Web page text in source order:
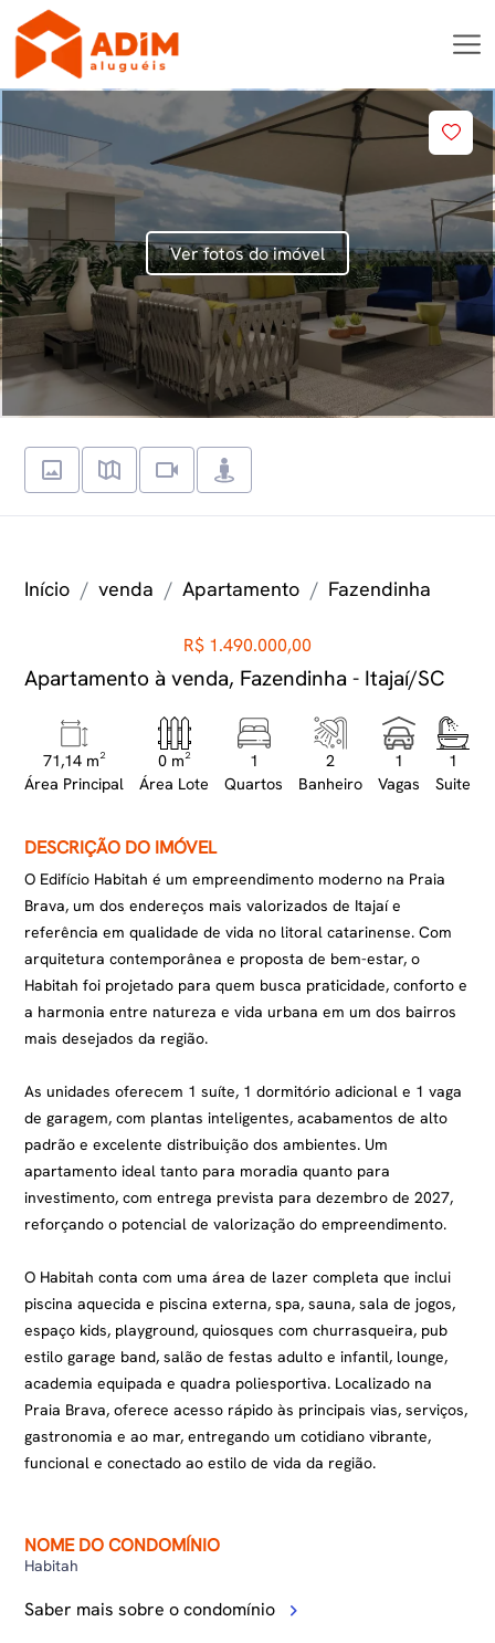
Ver fotos do imóvel
Início venda Apartamento Fazendinha
R$ 1.490.000,00
Apartamento à venda, Fazendinha - Itajaí/SC
71,14 m²
Área Principal
0 m²
Área Lote
1
Quartos
2
Banheiro
1
Vagas
1
Suite
DESCRIÇÃO DO IMÓVEL
O Edifício Habitah é um empreendimento moderno na Praia
Brava, um dos endereços mais valorizados de Itajaí e
referência em qualidade de vida no litoral catarinense. Com
arquitetura contemporânea e proposta de bem-estar, o
Habitah foi projetado para quem busca praticidade, conforto e
a harmonia entre natureza e vida urbana em um dos bairros
mais desejados da região.
As unidades oferecem 1 suíte, 1 dormitório adicional e 1 vaga
de garagem, com plantas inteligentes, acabamentos de alto
padrão e excelente distribuição dos ambientes. Um
apartamento ideal tanto para moradia quanto para
investimento, com entrega prevista para dezembro de 2027,
reforçando o potencial de valorização do empreendimento.
O Habitah conta com uma área de lazer completa que inclui
piscina aquecida e piscina externa, spa, sauna, sala de jogos,
espaço kids, playground, quiosques com churrasqueira, pub
estilo garage band, salão de festas adulto e infantil, lounge,
academia equipada e quadra poliesportiva. Localizado na
Praia Brava, oferece acesso rápido às principais vias, serviços,
gastronomia e ao mar, entregando um cotidiano vibrante,
funcional e conectado ao estilo de vida da região.
NOME DO CONDOMÍNIO
Habitah
Saber mais sobre o condomínio